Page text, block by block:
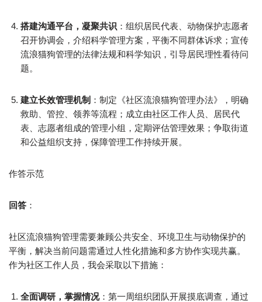
搭建沟通平台，凝聚共识 ：组织居民代表、动物保护志愿者
召开协调会，介绍科学管理方案，平衡不同群体诉求；宣传
流浪猫狗管理的法律法规和科学知识，引导居民理性看待问
题。​
建立长效管理机制 ：制定《社区流浪猫狗管理办法》，明确
救助、管控、领养等流程；成立由社区工作人员、居民代
表、志愿者组成的管理小组，定期评估管理效果；争取街道
和公益组织支持，保障管理工作持续开展。​
作答示范​
回答 ：​
社区流浪猫狗管理需要兼顾公共安全、环境卫生与动物保护的
平衡，解决当前问题需通过人性化措施和多方协作实现共赢。
作为社区工作人员，我会采取以下措施：​
全面调研，掌握情况：第一周组织团队开展摸底调查，通过